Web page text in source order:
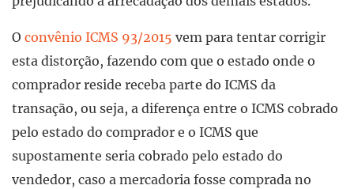
O convênio ICMS 93/2015 vem para tentar corrigir
esta distorção, fazendo com que o estado onde o
comprador reside receba parte do ICMS da
transação, ou seja, a diferença entre o ICMS cobrado
pelo estado do comprador e o ICMS que
supostamente seria cobrado pelo estado do
vendedor, caso a mercadoria fosse comprada no